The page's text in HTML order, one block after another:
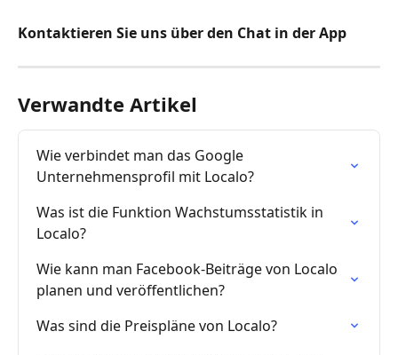
Kontaktieren Sie uns über den Chat in der App
Verwandte Artikel
Wie verbindet man das Google
Unternehmensprofil mit Localo?
Was ist die Funktion Wachstumsstatistik in
Localo?
Wie kann man Facebook-Beiträge von Localo
planen und veröffentlichen?
Was sind die Preispläne von Localo?